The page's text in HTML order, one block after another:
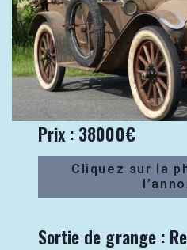
Prix : 38000€
Cliquez sur la
Sortie de grange :